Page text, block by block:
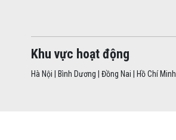
Khu vực hoạt động
Hà Nội | Bình Dương | Đồng Nai | Hồ Chí Minh